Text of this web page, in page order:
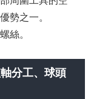
勢之一。
絲。
分工、球頭